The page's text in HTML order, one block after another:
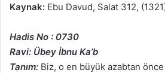
Kaynak: Ebu Davud, Salat 312,
Hadis No : 0730
Ravi: Übey İbnu Ka’b
Tanım: Biz, o en büyük azabtan